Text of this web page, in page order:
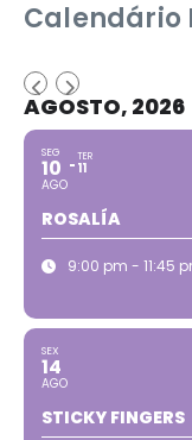
Calendário
AGOSTO, 2026
SEG
10
AGO
TER
11
ROSALÍA
9:00 pm - 11:45
SEX
14
AGO
STICKY FINGERS